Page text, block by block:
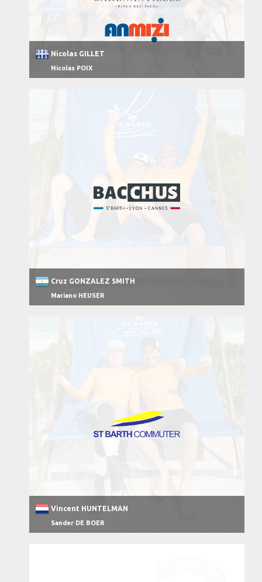
Nicolas GILLET
Nicolas POIX
Cruz GONZALEZ SMITH
Mariano HEUSER
Vincent HUNTELMAN
Sander DE BOER